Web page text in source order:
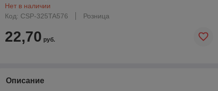
Нет в наличии
Код: CSP-325TA576
Розница
22,70 руб.
Описание